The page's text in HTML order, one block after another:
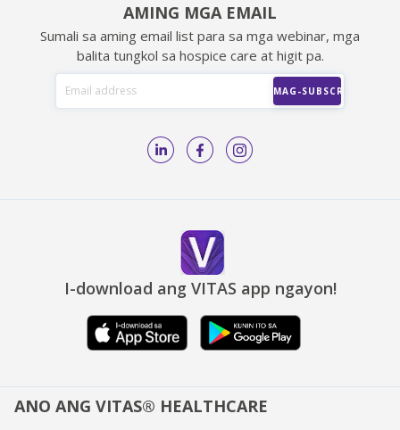
AMING MGA EMAIL
Sumali sa aming email list para sa mga webinar, mga
balita tungkol sa hospice care at higit pa.
I-download ang VITAS app ngayon!
ANO ANG VITAS® HEALTHCARE